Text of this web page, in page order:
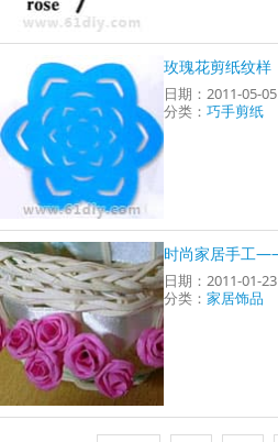
玫瑰花剪纸纹样
日期：2011-05-
分类：巧手剪纸
时尚家居手工
日期：2011-01-
分类：家居饰品